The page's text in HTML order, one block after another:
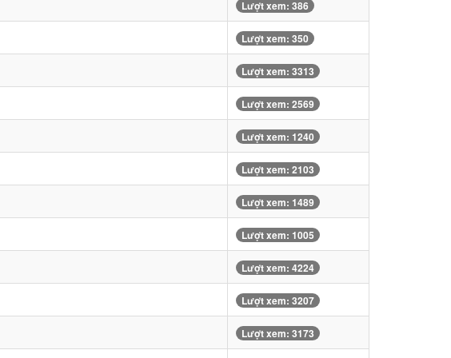
Lượt xem: 386
Lượt xem: 350
Lượt xem: 3313
Lượt xem: 2569
Lượt xem: 1240
Lượt xem: 2103
Lượt xem: 1489
Lượt xem: 1005
Lượt xem: 4224
Lượt xem: 3207
Lượt xem: 3173